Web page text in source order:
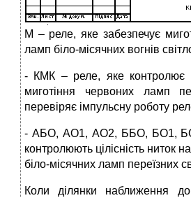
М – реле, яке забезпечує
ламп біло-місячних вогнів
- КМК – реле, яке контролює
миготіння червоних ламп
перевіряє імпульсну роботу
- АБО, АО1, АО2, ББО, БО1,
контролюють цілісність ниток
біло-місячних ламп переїзних
Коли ділянки наближення до